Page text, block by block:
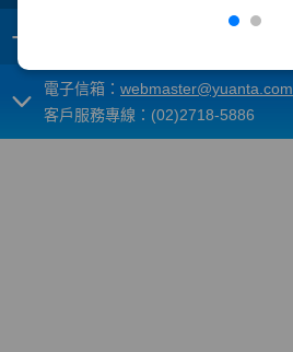
+
電子信箱： webmaster@yuanta.com
客戶服務專線：(02)2718-5886